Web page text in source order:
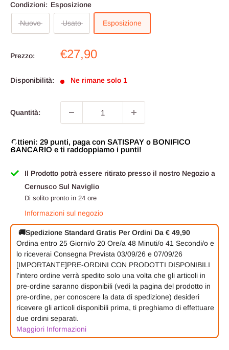
Condizioni: Esposizione
Nuovo Usato Esposizione
Prezzo:
Prezzo
€27,90
Disponibilità: Ne rimane solo 1
Quantità:
Ottieni: 29 punti, paga con SATISPAY o BONIFICO
BANCARIO e ti raddoppiamo i punti!
Il Prodotto potrà essere ritirato presso il nostro Negozio a
Cernusco Sul Naviglio
Di solito pronto in 24 ore
Informazioni sul negozio
🚚Spedizione Standard Gratis Per Ordini Da € 49,90
Ordina entro 25 Giorni/o 20 Ore/a 48 Minuti/o 40 Secondi/o e
lo riceverai Consegna Prevista 03/09/26 e 07/09/26
[IMPORTANTE]PRE-ORDINI CON PRODOTTI DISPONIBILI
l'intero ordine verrà spedito solo una volta che gli articoli in
pre-ordine saranno disponibili (vedi la pagina del prodotto in
pre-ordine, per conoscere la data di spedizione) desideri
ricevere gli articoli disponibili prima, ti preghiamo di effettuare
due ordini separati.
Maggiori Informazioni